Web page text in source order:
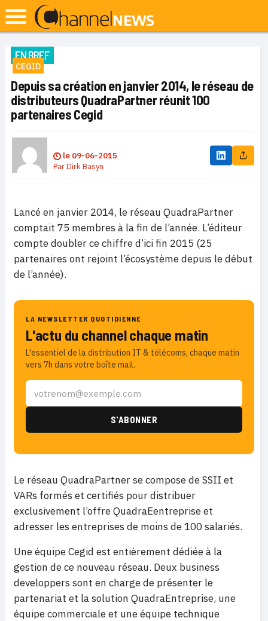
EN BREF
CEGID
Depuis sa création en janvier 2014, le réseau de
distributeurs QuadraPartner réunit 100
partenaires Cegid
le 09-06-2015
ParDirk Basyn
Lancé en janvier 2014, le réseau QuadraPartner
comptait 75 membres à la fin de l’année. L’éditeur
compte doubler ce chiffre d’ici fin 2015 (25
partenaires ont rejoint l’écosystème depuis le début
de l’année).
LA NEWSLETTER QUOTIDIENNE
L'actu du channel chaque matin
L'essentiel de la distribution IT & télécoms, chaque matin
vers 7h dans votre boîte mail.
Le réseau QuadraPartner se compose de SSII et
VARs formés et certifiés pour distribuer
exclusivement l’offre QuadraEentreprise et
adresser les entreprises de moins de 100 salariés.
Une équipe Cegid est entièrement dédiée à la
gestion de ce nouveau réseau. Deux business
developpers sont en charge de présenter le
partenariat et la solution QuadraEntreprise, une
équipe commerciale et une équipe technique